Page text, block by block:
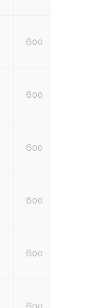
600
600
600
600
600